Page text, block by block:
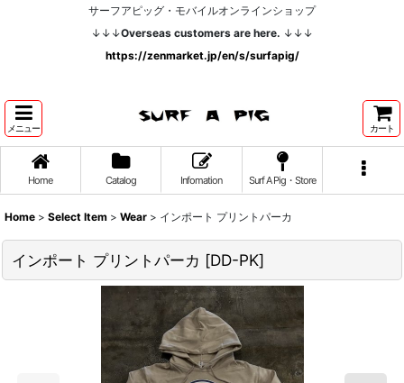
サーフアピッグ・モバイルオンラインショップ
↓↓↓Overseas customers are here. ↓↓↓
https://zenmarket.jp/en/s/surfapig/
メニュー カート
Home Catalog Infomation Surf A Pig・Store
Home > Select Item > Wear > インポート プリントパーカ
インポート プリントパーカ [DD-PK]